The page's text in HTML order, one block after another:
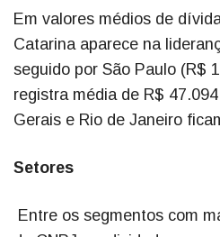
Em valores médios de
Catarina aparece na
seguido por São Paulo (R$
registra média de R$
Gerais e Rio de Janeiro
Setores
Entre os segmentos com